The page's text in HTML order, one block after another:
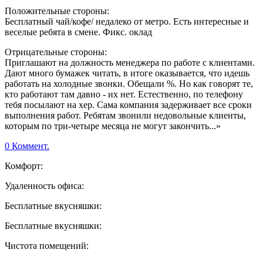
Положительные стороны:
Бесплатный чай/кофе/ недалеко от метро. Есть интересные и
веселые ребята в смене. Фикс. оклад
Отрицательные стороны:
Приглашают на должность менеджера по работе с клиентами.
Дают много бумажек читать, в итоге оказывается, что идешь
работать на холодные звонки. Обещали %. Но как говорят те,
кто работают там давно - их нет. Естественно, по телефону
тебя посылают на хер. Сама компания задерживает все сроки
выполнения работ. Ребятам звонили недовольные клиенты,
которым по три-четыре месяца не могут закончить...»
0 Коммент.
Комфорт:
Удаленность офиса:
Бесплатные вкусняшки:
Бесплатные вкусняшки:
Чистота помещений: